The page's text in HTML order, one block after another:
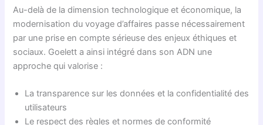
Au-delà de la dimension technologique et économique, la
modernisation du voyage d’affaires passe nécessairement
par une prise en compte sérieuse des enjeux éthiques et
sociaux. Goelett a ainsi intégré dans son ADN une
approche qui valorise :
La transparence sur les données et la confidentialité des
utilisateurs
Le respect des règles et normes de conformité